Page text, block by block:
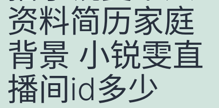
资料简历家庭
背景 小锐雯直
播间id多少